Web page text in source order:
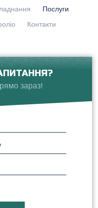
Послуги
Контакти
зараз!